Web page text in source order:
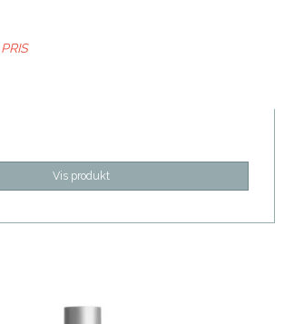
Vis produkt